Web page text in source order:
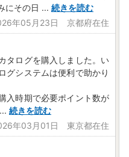
にその日 ... 続きを読む
年05月23日 京都府在住
タログを購入しました。い
グシステムは便利で助かり
入時期で必要ポイント数が
... 続きを読む
年03月01日 東京都在住